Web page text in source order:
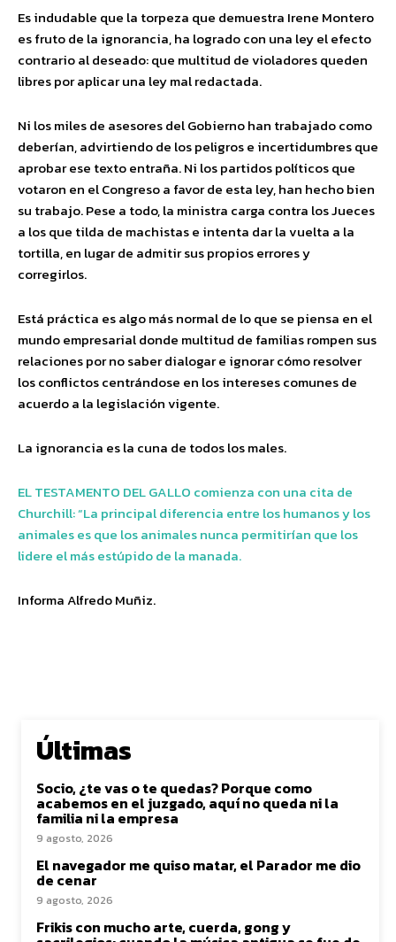
Es indudable que la torpeza que demuestra Irene Montero
es fruto de la ignorancia, ha logrado con una ley el efecto
contrario al deseado: que multitud de violadores queden
libres por aplicar una ley mal redactada.
Ni los miles de asesores del Gobierno han trabajado como
deberían, advirtiendo de los peligros e incertidumbres que
aprobar ese texto entraña. Ni los partidos políticos que
votaron en el Congreso a favor de esta ley, han hecho bien
su trabajo. Pese a todo, la ministra carga contra los Jueces
a los que tilda de machistas e intenta dar la vuelta a la
tortilla, en lugar de admitir sus propios errores y
corregirlos.
Está práctica es algo más normal de lo que se piensa en el
mundo empresarial donde multitud de familias rompen sus
relaciones por no saber dialogar e ignorar cómo resolver
los conflictos centrándose en los intereses comunes de
acuerdo a la legislación vigente.
La ignorancia es la cuna de todos los males.
EL TESTAMENTO DEL GALLO comienza con una cita de
Churchill: “La principal diferencia entre los humanos y los
animales es que los animales nunca permitirían que los
lidere el más estúpido de la manada.
Informa Alfredo Muñiz.
Últimas
Socio, ¿te vas o te quedas? Porque como
acabemos en el juzgado, aquí no queda ni la
familia ni la empresa
9 agosto, 2026
El navegador me quiso matar, el Parador me dio
de cenar
9 agosto, 2026
Frikis con mucho arte, cuerda, gong y